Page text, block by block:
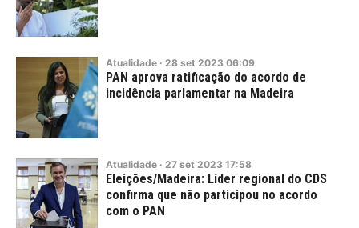
Atualidade · 28 set 2023 06:09
PAN aprova ratificação do acordo de
incidência parlamentar na Madeira
Atualidade · 27 set 2023 17:58
Eleições/Madeira: Líder regional do CDS
confirma que não participou no acordo
com o PAN